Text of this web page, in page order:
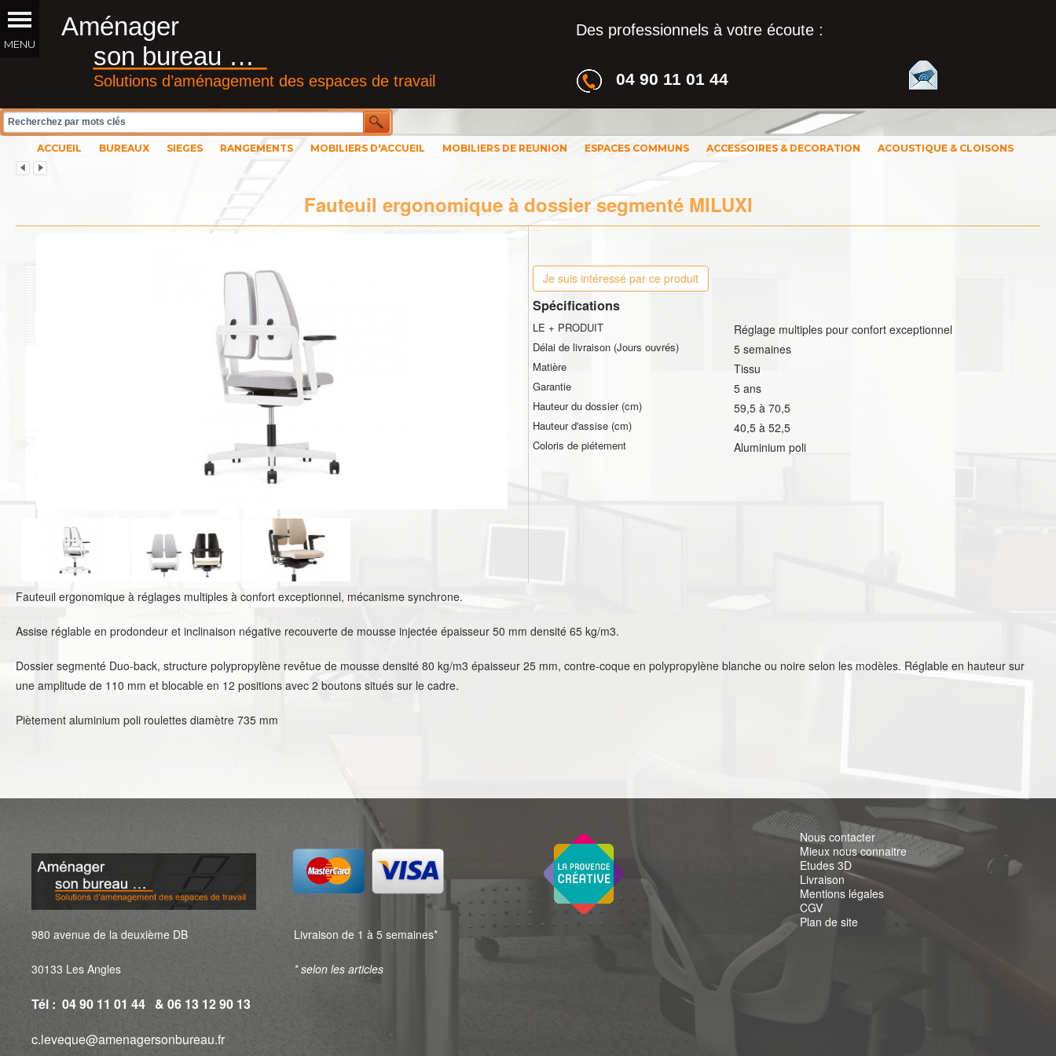
Aménager
son bureau …
Solutions d’aménagement des espaces de travail
Des professionnels à votre écoute :
04 90 11 01 44
__________
ACCUEIL BUREAUX SIEGES RANGEMENTS MOBILIERS D'ACCUEIL MOBILIERS DE REUNION ESPACES COMMUNS ACCESSOIRES & DECORATION ACOUSTIQUE & CLOISONS
Fauteuil ergonomique à dossier segmenté MILUXI
Je suis intéressé par ce produit
Spécifications
LE + PRODUIT Réglage multiples pour confort exceptionnel
Délai de livraison (Jours ouvrés) 5 semaines
Matière Tissu
Garantie 5 ans
Hauteur du dossier (cm) 59,5 à 70,5
Hauteur d'assise (cm) 40,5 à 52,5
Coloris de piétement Aluminium poli
Fauteuil ergonomique à réglages multiples à confort exceptionnel, mécanisme synchrone.
Assise réglable en prodondeur et inclinaison négative recouverte de mousse injectée épaisseur 50 mm densité 65 kg/m3.
Dossier segmenté Duo-back, structure polypropylène revêtue de mousse densité 80 kg/m3 épaisseur 25 mm, contre-coque en polypropylène blanche ou noire selon les modèles. Réglable en hauteur sur
une amplitude de 110 mm et blocable en 12 positions avec 2 boutons situés sur le cadre.
Piètement aluminium poli roulettes diamètre 735 mm
980 avenue de la deuxième DB
30133 Les Angles
Tél : 04 90 11 01 44 & 06 13 12 90 13
c.leveque@amenagersonbureau.fr
Livraison de 1 à 5 semaines*
* selon les articles
Nous contacter
Mieux nous connaitre
Etudes 3D
Livraison
Mentions légales
CGV
Plan de site